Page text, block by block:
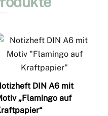
DIN A6 mit
„Flamingo auf